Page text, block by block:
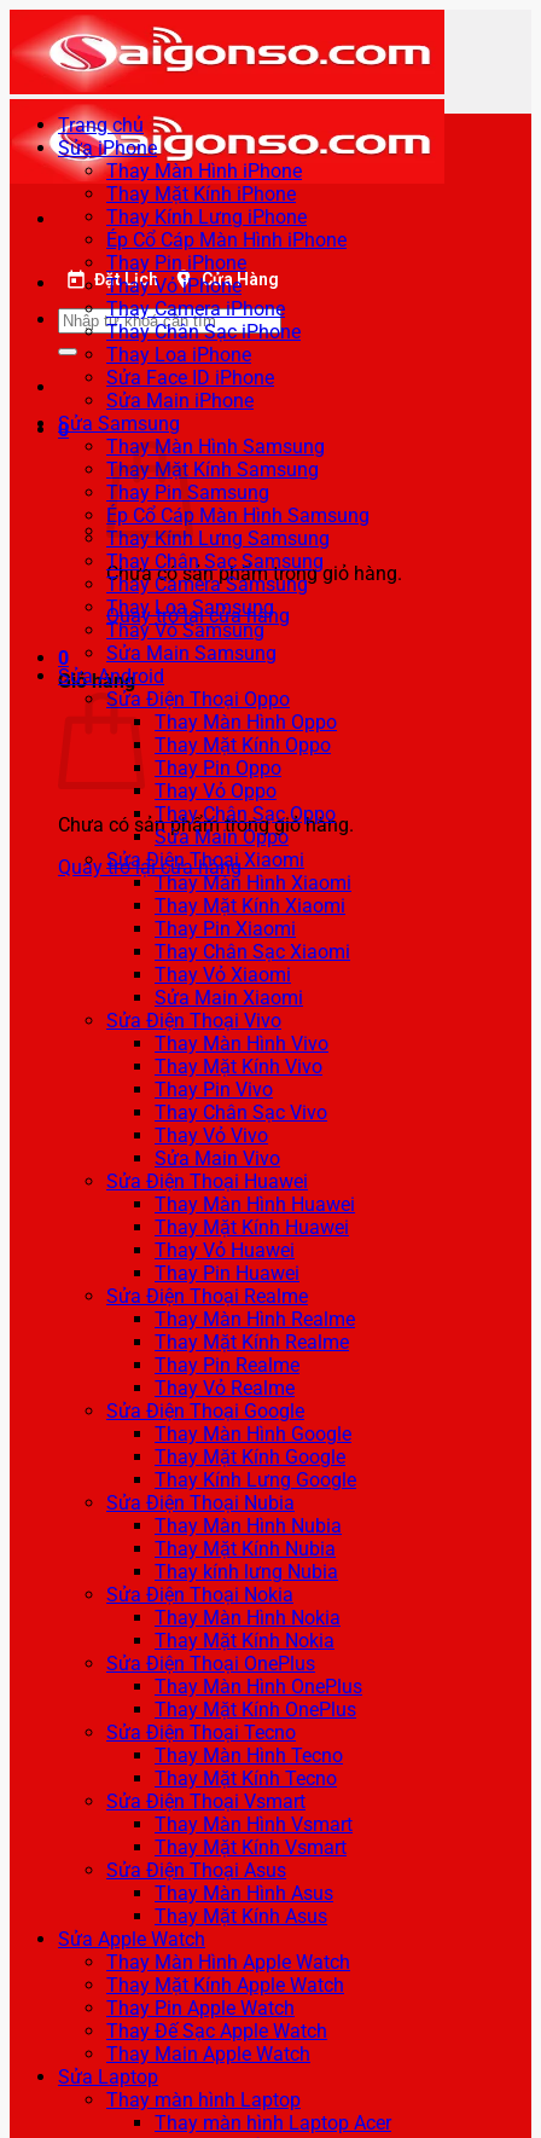
qua
nội
dung
Đặt Lịch Cửa Hàng
Tìm
kiếm:
0
Chưa có sản phẩm trong giỏ hàng.
Quay trở lại cửa hàng
0
Giỏ hàng
Chưa có sản phẩm trong giỏ hàng.
Quay trở lại cửa hàng
Trang chủ
Sửa iPhone
Thay Màn Hình iPhone
Thay Mặt Kính iPhone
Thay Kính Lưng iPhone
Ép Cổ Cáp Màn Hình iPhone
Thay Pin iPhone
Thay Vỏ iPhone
Thay Camera iPhone
Thay Chân Sạc iPhone
Thay Loa iPhone
Sửa Face ID iPhone
Sửa Main iPhone
Sửa Samsung
Thay Màn Hình Samsung
Thay Mặt Kính Samsung
Thay Pin Samsung
Ép Cổ Cáp Màn Hình Samsung
Thay Kính Lưng Samsung
Thay Chân Sạc Samsung
Thay Camera Samsung
Thay Loa Samsung
Thay Vỏ Samsung
Sửa Main Samsung
Sửa Android
Sửa Điện Thoại Oppo
Thay Màn Hình Oppo
Thay Mặt Kính Oppo
Thay Pin Oppo
Thay Vỏ Oppo
Thay Chân Sạc Oppo
Sửa Main Oppo
Sửa Điện Thoại Xiaomi
Thay Màn Hình Xiaomi
Thay Mặt Kính Xiaomi
Thay Pin Xiaomi
Thay Chân Sạc Xiaomi
Thay Vỏ Xiaomi
Sửa Main Xiaomi
Sửa Điện Thoại Vivo
Thay Màn Hình Vivo
Thay Mặt Kính Vivo
Thay Pin Vivo
Thay Chân Sạc Vivo
Thay Vỏ Vivo
Sửa Main Vivo
Sửa Điện Thoại Huawei
Thay Màn Hình Huawei
Thay Mặt Kính Huawei
Thay Vỏ Huawei
Thay Pin Huawei
Sửa Điện Thoại Realme
Thay Màn Hình Realme
Thay Mặt Kính Realme
Thay Pin Realme
Thay Vỏ Realme
Sửa Điện Thoại Google
Thay Màn Hình Google
Thay Mặt Kính Google
Thay Kính Lưng Google
Sửa Điện Thoại Nubia
Thay Màn Hình Nubia
Thay Mặt Kính Nubia
Thay kính lưng Nubia
Sửa Điện Thoại Nokia
Thay Màn Hình Nokia
Thay Mặt Kính Nokia
Sửa Điện Thoại OnePlus
Thay Màn Hình OnePlus
Thay Mặt Kính OnePlus
Sửa Điện Thoại Tecno
Thay Màn Hình Tecno
Thay Mặt Kính Tecno
Sửa Điện Thoại Vsmart
Thay Màn Hình Vsmart
Thay Mặt Kính Vsmart
Sửa Điện Thoại Asus
Thay Màn Hình Asus
Thay Mặt Kính Asus
Sửa Apple Watch
Thay Màn Hình Apple Watch
Thay Mặt Kính Apple Watch
Thay Pin Apple Watch
Thay Đế Sạc Apple Watch
Thay Main Apple Watch
Sửa Laptop
Thay màn hình Laptop
Thay màn hình Laptop Acer